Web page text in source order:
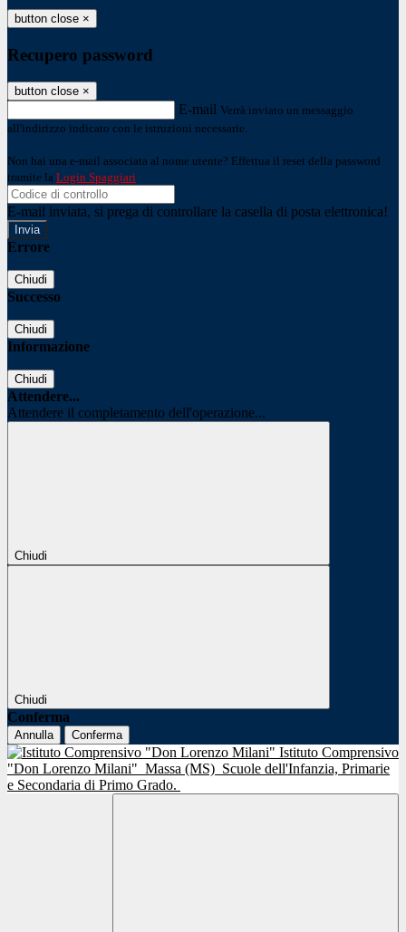
button close ×
Recupero password
button close ×
E-mail Verrà inviato un messaggio
all'indirizzo indicato con le istruzioni necessarie.
Non hai una e-mail associata al nome utente? Effettua il reset della password
tramite la Login Spaggiari
E-mail inviata, si prega di controllare la casella di posta elettronica!
Errore
Chiudi
Successo
Chiudi
Informazione
Chiudi
Attendere...
Attendere il completamento dell'operazione...
Chiudi
Chiudi
Conferma
Annulla Conferma
Istituto Comprensivo
"Don Lorenzo Milani" Massa (MS) Scuole dell'Infanzia, Primarie
e Secondaria di Primo Grado.